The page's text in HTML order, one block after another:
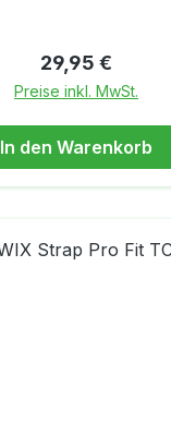
Regulärer Preis:
29,95 €
Preise inkl. MwSt.
In den Warenkorb